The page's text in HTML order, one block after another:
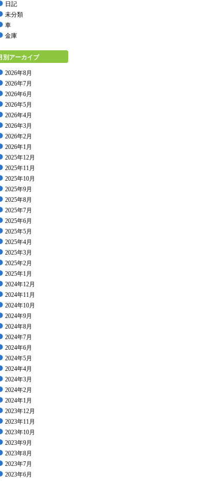
日記
未分類
車
金庫
別アーカイブ
2026年8月
2026年7月
2026年6月
2026年5月
2026年4月
2026年3月
2026年2月
2026年1月
2025年12月
2025年11月
2025年10月
2025年9月
2025年8月
2025年7月
2025年6月
2025年5月
2025年4月
2025年3月
2025年2月
2025年1月
2024年12月
2024年11月
2024年10月
2024年9月
2024年8月
2024年7月
2024年6月
2024年5月
2024年4月
2024年3月
2024年2月
2024年1月
2023年12月
2023年11月
2023年10月
2023年9月
2023年8月
2023年7月
2023年6月